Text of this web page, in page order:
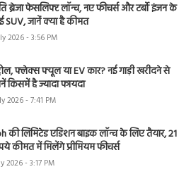
ब्रेजा फेसलिफ्ट लॉन्च, नए फीचर्स और टर्बो इंजन के
जानें क्या है कीमत
2026 - 3:56 PM
फ्लेक्स फ्यूल या EV कार? नई गाड़ी खरीदने से
किसमें है ज्यादा फायदा
2026 - 7:41 PM
की लिमिटेड एडिशन बाइक लॉन्च के लिए तैयार, 21
कीमत में मिलेंगे प्रीमियम फीचर्स
2026 - 3:17 PM